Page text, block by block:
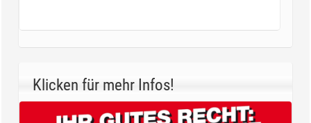
Klicken für mehr Infos!